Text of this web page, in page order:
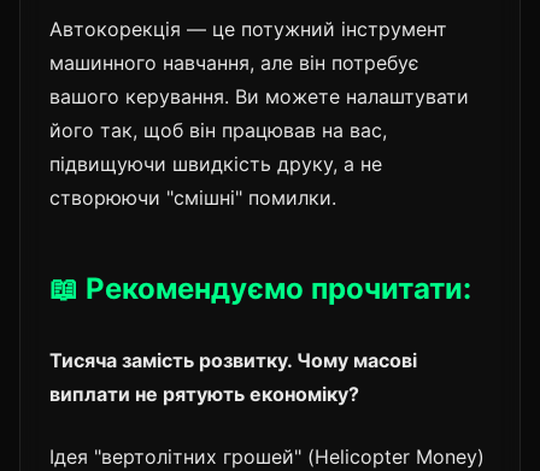
Автокорекція — це потужний інструмент
машинного навчання, але він потребує
вашого керування. Ви можете налаштувати
його так, щоб він працював на вас,
підвищуючи швидкість друку, а не
створюючи "смішні" помилки.
📖 Рекомендуємо прочитати:
Тисяча замість розвитку. Чому масові
виплати не рятують економіку?
Ідея "вертолітних грошей" (Helicopter Money)